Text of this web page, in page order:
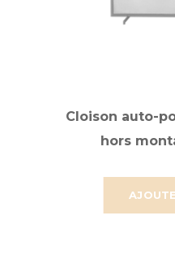
Cloison auto-
hors